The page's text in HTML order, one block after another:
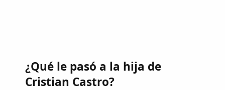
¿Qué le pasó a la hija de
Cristian Castro?